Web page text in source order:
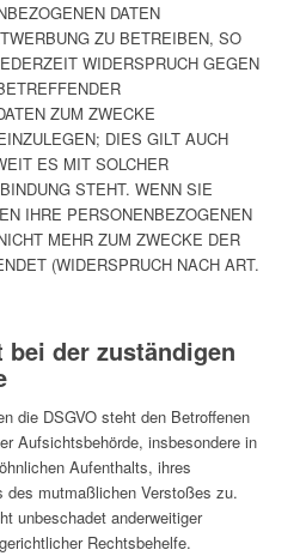
DATEN
ZU BETREIBEN, SO
WIDERSPRUCH GEGEN
ZUM ZWECKE
DIES GILT AUCH
ES MIT SOLCHER
STEHT. WENN SIE
IHRE PERSONENBEZOGENEN
MEHR ZUM ZWECKE DER
(WIDERSPRUCH NACH ART.
bei der zuständigen
die DSGVO steht den Betroffenen
Aufsichtsbehörde, insbesondere in
Aufenthalts, ihres
mutmaßlichen Verstoßes zu.
unbeschadet anderweitiger
Rechtsbehelfe.